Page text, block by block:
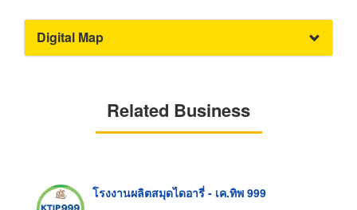
Digital Map
Related Business
โรงงานผลิตสมุดไดอารี่ - เค.ทิพ 999